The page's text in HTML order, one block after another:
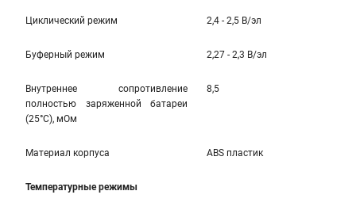
Циклический режим 2,4 - 2,5 В/эл
Буферный режим 2,27 - 2,3 В/эл
Внутреннее сопротивление
полностью заряженной батареи
(25°С), мОм
8,5
Материал корпуса ABS пластик
Температурные режимы